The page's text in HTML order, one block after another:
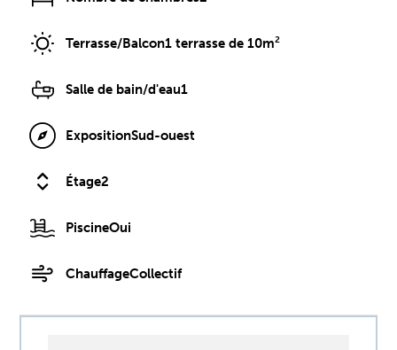
Terrasse/Balcon1 terrasse de 10m²
Salle de bain/d'eau1
ExpositionSud-ouest
Étage2
PiscineOui
ChauffageCollectif